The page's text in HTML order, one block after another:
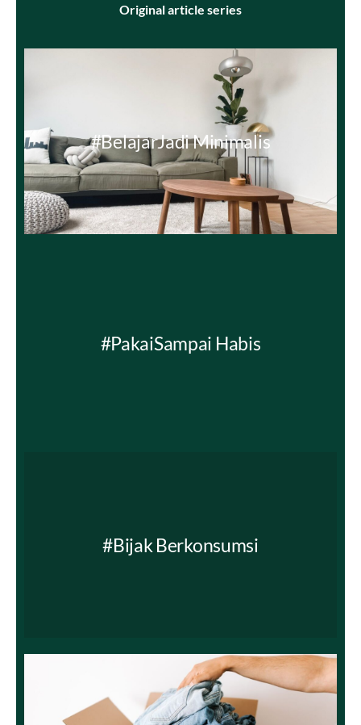
Original article series
#BelajarJadi Minimalis
#PakaiSampai Habis
#Bijak Berkonsumsi